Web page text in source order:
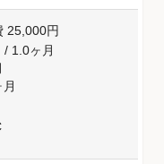
25,000円
/ 1.0ヶ月